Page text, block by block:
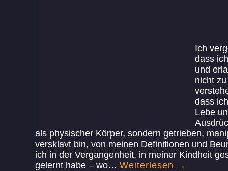
Ich
dass
und
nicht
dass
Lebe
als physischer Körper, sondern getrieben,
versklavt bin, von meinen Definitionen und
ich in der Vergangenheit, in meiner Kindheit
gelernt habe – wo… Weiterlesen →